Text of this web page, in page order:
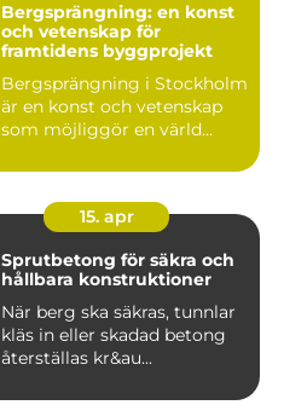
Bergsprängning: en konst
och vetenskap för
framtidens byggprojekt
Bergsprängning i Stockholm
är en konst och vetenskap
som möjliggör en värld...
15. apr
Sprutbetong för säkra och
hållbara konstruktioner
När berg ska säkras, tunnlar
kläs in eller skadad betong
återställas kr&au...